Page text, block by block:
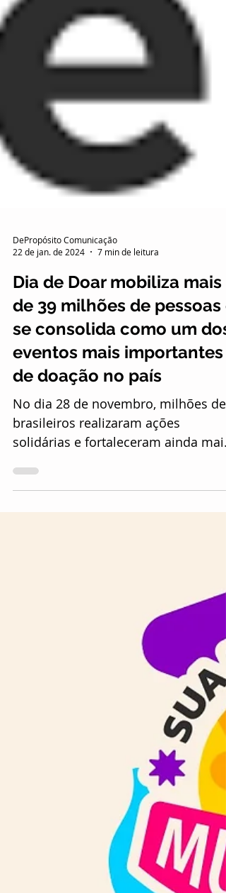
DePropósito Comunicação
22 de jan. de 2024
7 min de leitura
Dia de Doar mobiliza mais
de 39 milhões de pessoas e
se consolida como um dos
eventos mais importantes
de doação no país
No dia 28 de novembro, milhões de
solidárias e fortaleceram ainda mais
a cultura da doação no Brasil. O